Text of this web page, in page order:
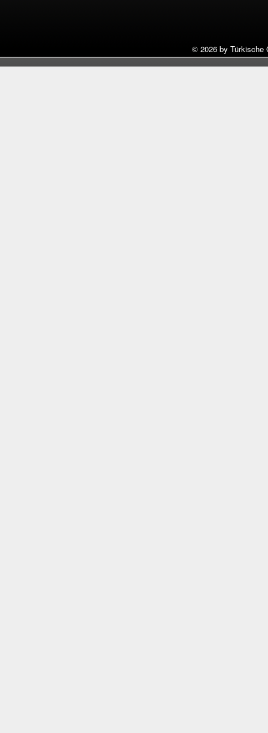
© 2026 by Türkische